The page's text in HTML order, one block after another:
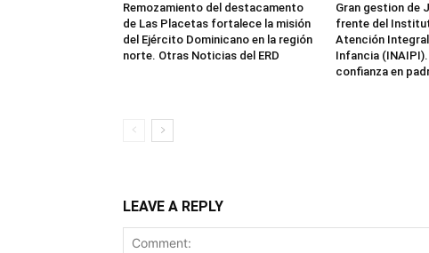
Remozamiento del destacamento
de Las Placetas fortalece la misión
del Ejército Dominicano en la región
norte. Otras Noticias del ERD
Gran gestion de
frente del
Atención
Infancia
confianza en
LEAVE A REPLY